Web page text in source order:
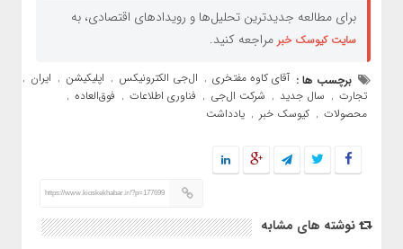
برای مطالعه جدیدترین تحلیل‌ها و رویدادهای اقتصادی، به
سایت کیوسک خبر مراجعه کنید.
برچسب ها : آقای کاوه مفتخری , ال‌جی الکترونیکس , اپلیکیشن , ایران ,
تجارت , سال جدید , شرکت ال‌جی , فناوری اطلاعات , فوق‌العاده ,
محصولات , کیوسک خبر , یادداشت
https://www.kioskekhabar.ir/?p=177699
نوشته های مشابه